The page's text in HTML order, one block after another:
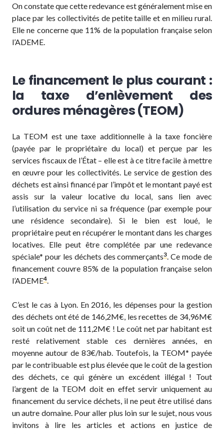
On constate que cette redevance est généralement mise en
place par les collectivités de petite taille et en milieu rural.
Elle ne concerne que 11% de la population française selon
l’ADEME.
Le financement le plus courant :
la taxe d’enlèvement des
ordures ménagères (TEOM)
La TEOM est une taxe additionnelle à la taxe foncière
(payée par le propriétaire du local) et perçue par les
services fiscaux de l’État – elle est à ce titre facile à mettre
en œuvre pour les collectivités. Le service de gestion des
déchets est ainsi financé par l’impôt et le montant payé est
assis sur la valeur locative du local, sans lien avec
l’utilisation du service ni sa fréquence (par exemple pour
une résidence secondaire). Si le bien est loué, le
propriétaire peut en récupérer le montant dans les charges
locatives. Elle peut être complétée par une redevance
spéciale* pour les déchets des commerçants3. Ce mode de
financement couvre 85% de la population française selon
l’ADEME4.
C’est le cas à Lyon. En 2016, les dépenses pour la gestion
des déchets ont été de 146,2M€, les recettes de 34,96M€
soit un coût net de 111,2M€ ! Le coût net par habitant est
resté relativement stable ces dernières années, en
moyenne autour de 83€/hab. Toutefois, la TEOM* payée
par le contribuable est plus élevée que le coût de la gestion
des déchets, ce qui génère un excédent illégal ! Tout
l’argent de la TEOM doit en effet servir uniquement au
financement du service déchets, il ne peut être utilisé dans
un autre domaine. Pour aller plus loin sur le sujet, nous vous
invitons à lire les articles et actions en justice de